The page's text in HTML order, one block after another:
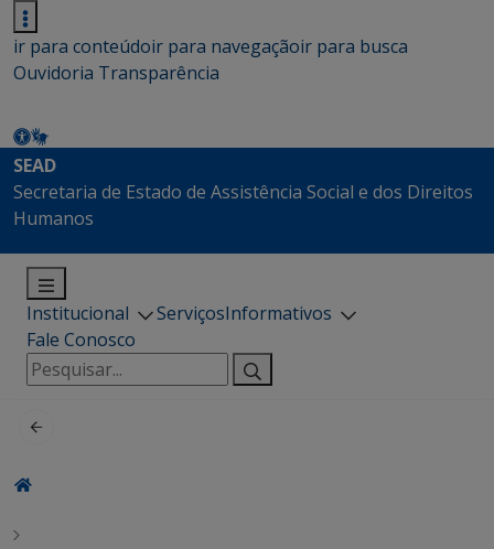
ir para conteúdoir para navegaçãoir para busca
Ouvidoria Transparência
SEAD
Secretaria de Estado de Assistência Social e dos Direitos
Humanos
Institucional ServiçosInformativos
Fale Conosco
Pesquisar
por: